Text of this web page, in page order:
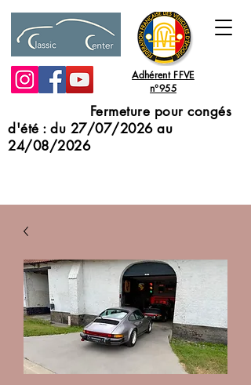
Adhérent FFVE
n°955
Fermeture pour congés
d'été : du 27/07/2026 au
24/08/2026